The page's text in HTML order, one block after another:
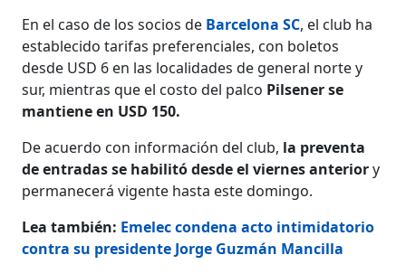
En el caso de los socios de Barcelona SC, el club ha
establecido tarifas preferenciales, con boletos
desde USD 6 en las localidades de general norte y
sur, mientras que el costo del palco Pilsener se
mantiene en USD 150.
De acuerdo con información del club, la preventa
de entradas se habilitó desde el viernes anteriory
permanecerá vigente hasta este domingo.
Lea también: Emelec condena acto intimidatorio
contra su presidente Jorge Guzmán Mancilla